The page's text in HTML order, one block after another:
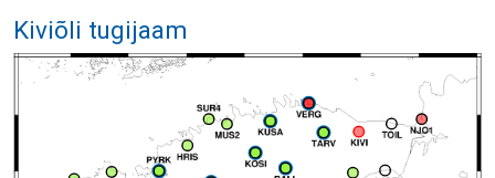
Kiviõli tugijaam